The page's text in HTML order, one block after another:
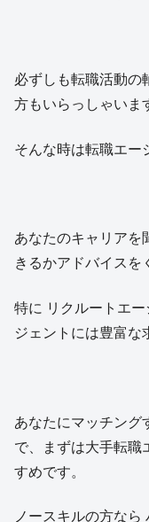
必ずしも転職活動の
方もいらっしゃいま
そんな時は転職エー
あなたのキャリアを
きるかアドバイスを
特に リクルートエ
ジェントには豊富な
あなたにマッチング
で、まずは大手転職
すめです。
ノースキルの方なら